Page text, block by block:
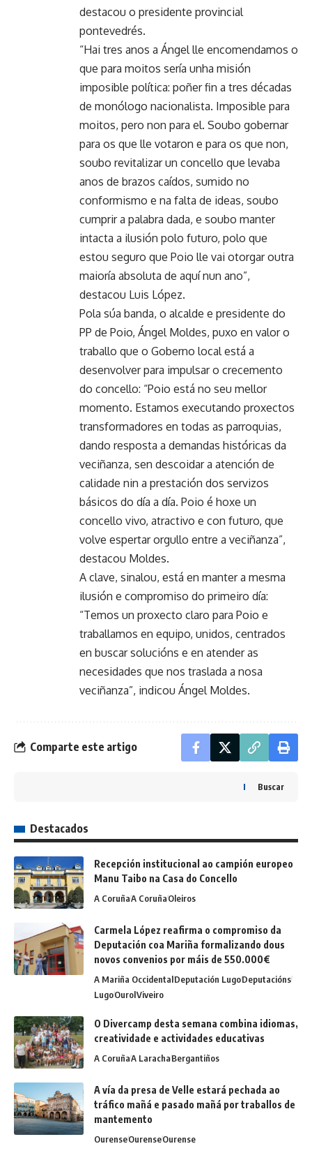
destacou o presidente provincial
pontevedrés.
“Hai tres anos a Ángel lle encomendamos o
que para moitos sería unha misión
imposible política: poñer fin a tres décadas
de monólogo nacionalista. Imposible para
moitos, pero non para el. Soubo gobernar
para os que lle votaron e para os que non,
soubo revitalizar un concello que levaba
anos de brazos caídos, sumido no
conformismo e na falta de ideas, soubo
cumprir a palabra dada, e soubo manter
intacta a ilusión polo futuro, polo que
estou seguro que Poio lle vai otorgar outra
maioría absoluta de aquí nun ano”,
destacou Luis López.
Pola súa banda, o alcalde e presidente do
PP de Poio, Ángel Moldes, puxo en valor o
traballo que o Goberno local está a
desenvolver para impulsar o crecemento
do concello: “Poio está no seu mellor
momento. Estamos executando proxectos
transformadores en todas as parroquias,
dando resposta a demandas históricas da
veciñanza, sen descoidar a atención de
calidade nin a prestación dos servizos
básicos do día a día. Poio é hoxe un
concello vivo, atractivo e con futuro, que
volve espertar orgullo entre a veciñanza”,
destacou Moldes.
A clave, sinalou, está en manter a mesma
ilusión e compromiso do primeiro día:
“Temos un proxecto claro para Poio e
traballamos en equipo, unidos, centrados
en buscar solucións e en atender as
necesidades que nos traslada a nosa
veciñanza”, indicou Ángel Moldes.
Comparte este artigo
Buscar
Destacados
Recepción institucional ao campión europeo
Manu Taibo na Casa do Concello
A CoruñaA CoruñaOleiros
Carmela López reafirma o compromiso da
Deputación coa Mariña formalizando dous
novos convenios por máis de 550.000€
A Mariña OccidentalDeputación LugoDeputacións
LugoOurolViveiro
O Divercamp desta semana combina idiomas,
creatividade e actividades educativas
A CoruñaA LarachaBergantiños
A vía da presa de Velle estará pechada ao
tráfico mañá e pasado mañá por traballos de
mantemento
OurenseOurenseOurense